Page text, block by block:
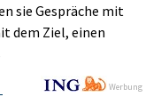
sie Gespräche mit
dem Ziel, einen
Werbung